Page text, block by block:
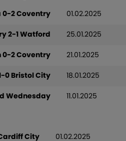
0-2 Coventry 01.02.2025
2-1 Watford 25.01.2025
0-2 Coventry 21.01.2025
0 Bristol City 18.01.2025
Wednesday 11.01.2025
City 01.02.2025